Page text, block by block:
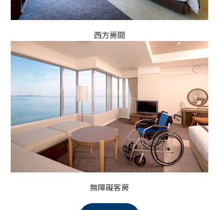
西方房間
無障礙客房